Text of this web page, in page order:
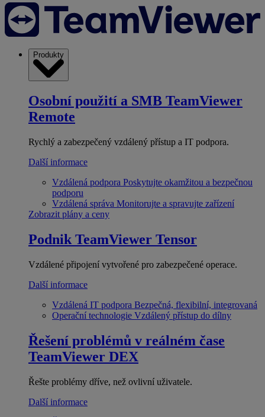
Produkty
Osobní použití a SMB TeamViewer
Remote
Rychlý a zabezpečený vzdálený přístup a IT podpora.
Další informace
Vzdálená podpora Poskytujte okamžitou a bezpečnou
podporu
Vzdálená správa Monitorujte a spravujte zařízení
Zobrazit plány a ceny
Podnik TeamViewer Tensor
Vzdálené připojení vytvořené pro zabezpečené operace.
Další informace
Vzdálená IT podpora Bezpečná, flexibilní, integrovaná
Operační technologie Vzdálený přístup do dílny
Řešení problémů v reálném čase
TeamViewer DEX
Řešte problémy dříve, než ovlivní uživatele.
Další informace